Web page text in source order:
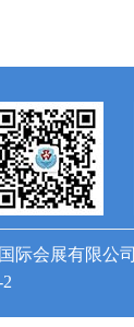
际会展有限公司